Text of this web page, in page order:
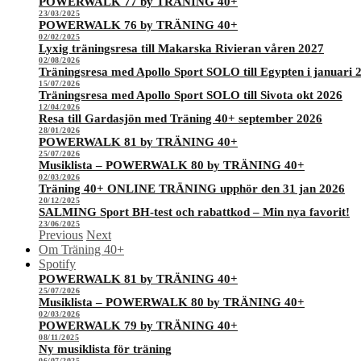
23/03/2025
POWERWALK 76 by TRÄNING 40+
02/02/2025
Lyxig träningsresa till Makarska Rivieran våren 2027
02/08/2026
Träningsresa med Apollo Sport SOLO till Egypten i januari
15/07/2026
Träningsresa med Apollo Sport SOLO till Sivota okt 2026
12/04/2026
Resa till Gardasjön med Träning 40+ september 2026
28/01/2026
POWERWALK 81 by TRÄNING 40+
25/07/2026
Musiklista – POWERWALK 80 by TRÄNING 40+
02/03/2026
Träning 40+ ONLINE TRÄNING upphör den 31 jan 2026
20/12/2025
SALMING Sport BH-test och rabattkod – Min nya favorit!
23/06/2025
Previous Next
Om Träning 40+
Spotify
POWERWALK 81 by TRÄNING 40+
25/07/2026
Musiklista – POWERWALK 80 by TRÄNING 40+
02/03/2026
POWERWALK 79 by TRÄNING 40+
08/11/2025
Ny musiklista för träning